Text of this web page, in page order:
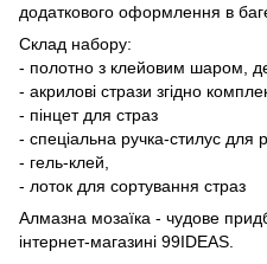
додаткового оформлення в
Склад набору:
- полотно з клейовим шаром,
- акрилові стрази згідно
- пінцет для страз
- спеціальна ручка-стилус для
- гель-клей,
- лоток для сортування страз
Алмазна мозаїка - чудове
інтернет-магазині 99IDEAS.